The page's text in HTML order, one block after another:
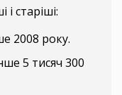
старіші:
2008 року.
5 тисяч 300